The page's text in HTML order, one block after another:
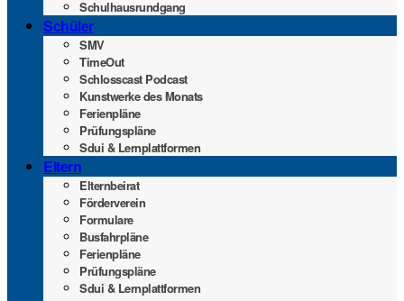
Schul­haus­rund­gang
Schü­ler
SMV
Time­Out
Schlosscast Pod­cast
Kunst­wer­ke des Monats
Feri­en­plä­ne
Prü­fungs­plä­ne
Sdui & Lernplattformen
Eltern
Eltern­bei­rat
För­der­ver­ein
For­mu­la­re
Bus­fahr­plä­ne
Feri­en­plä­ne
Prü­fungs­plä­ne
Sdui & Lernplattformen